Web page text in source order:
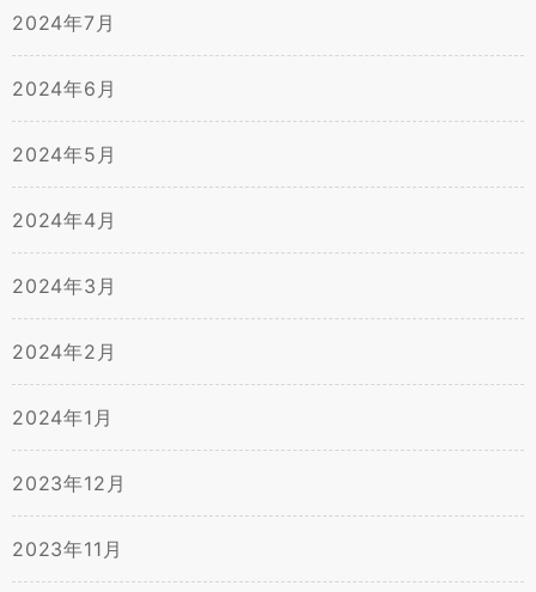
2024年7月
2024年6月
2024年5月
2024年4月
2024年3月
2024年2月
2024年1月
2023年12月
2023年11月